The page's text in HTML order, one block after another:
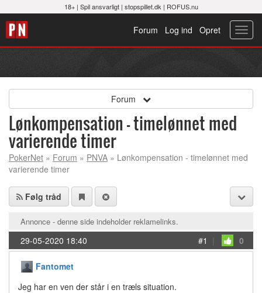
18+ | Spil ansvarligt| stopspillet.dk | ROFUS.nu
Opret
Log ind
Forum
Forum
Lønkompensation - timelønnet med
varierende timer
PokerNet » Forum » PNVA » Lønkompensation - timelønnet med
varierende timer
Følg tråd
Annonce - denne side indeholder reklamelinks.
29-05-2020 18:40 #1 | 0
Fantomet
Jeg har en ven der står i en træls situation.